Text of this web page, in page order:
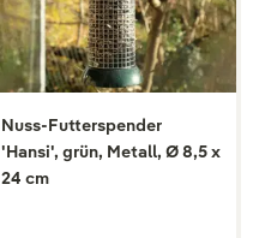
Nuss-Futterspender
'Hansi', grün, Metall, Ø 8,5 x
24 cm